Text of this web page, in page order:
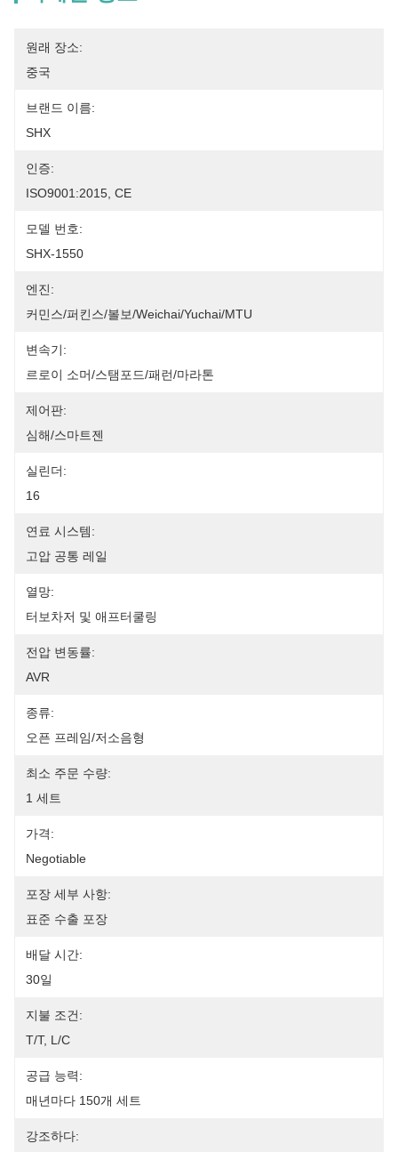
원래 장소:
중국
브랜드 이름:
SHX
인증:
ISO9001:2015, CE
모델 번호:
SHX-1550
엔진:
커민스/퍼킨스/볼보/Weichai/Yuchai/MTU
변속기:
르로이 소머/스탬포드/패런/마라톤
제어판:
심해/스마트젠
실린더:
16
연료 시스템:
고압 공통 레일
열망:
터보차저 및 애프터쿨링
전압 변동률:
AVR
종류:
오픈 프레임/저소음형
최소 주문 수량:
1 세트
가격:
Negotiable
포장 세부 사항:
표준 수출 포장
배달 시간:
30일
지불 조건:
T/T, L/C
공급 능력:
매년마다 150개 세트
강조하다: